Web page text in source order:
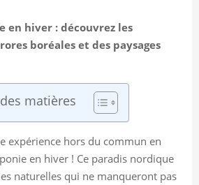
en hiver : découvrez les
boréales et des paysages
matières
expérience hors du commun en
en hiver ! Ce paradis nordique
naturelles qui ne manqueront pas